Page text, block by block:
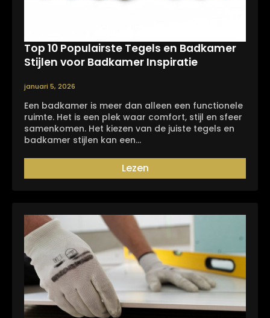
Top 10 Populairste Tegels en Badkamer
Stijlen voor Badkamer Inspiratie
januari 5, 2026
Een badkamer is meer dan alleen een functionele
ruimte. Het is een plek waar comfort, stijl en sfeer
samenkomen. Het kiezen van de juiste tegels en
badkamer stijlen kan een…
Lezen